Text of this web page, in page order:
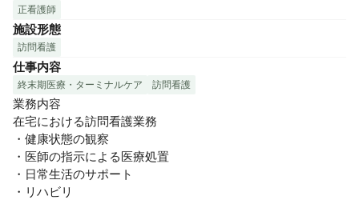
24時間365日夜勤体制を組み、個別のニーズに対応していき
ながら利用者目線でのケアを提供できることを目標としてい
ます。施設内に他のスタッフがいるため、困ったときには相
談することができ安心して働いていただくことができます。
当訪問看護では、看護師/准看護師として活躍していただける
方を募集しています。
子育てや個々のライフスタイルに合わせながら、日勤のみの
働き方も可能です
ライフスタイルが変化しても長くお仕事を続けていきたい方
にぴったりです。
正看護師
施設形態
訪問看護
仕事内容
終末期医療・ターミナルケア 訪問看護
業務内容
在宅における訪問看護業務
・健康状態の観察
・医師の指示による医療処置
・日常生活のサポート
・リハビリ